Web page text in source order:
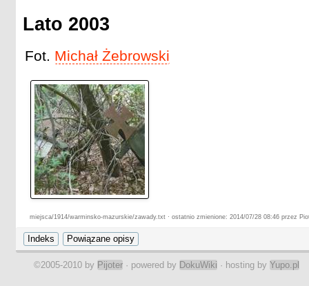
Lato 2003
Fot. Michał Żebrowski
miejsca/1914/warminsko-mazurskie/zawady.txt · ostatnio zmienione: 2014/07/28 08:46 przez
©2005-2010 by Pijoter · powered by DokuWiki · hosting by Yupo.pl